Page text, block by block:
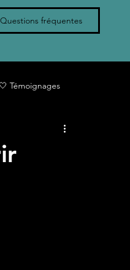
Questions fréquentes
Témoignages
Deuil périnatal